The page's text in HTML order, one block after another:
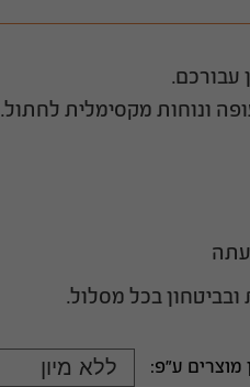
עבורכם.
ונוחות מקסימלית לחתול.
בכל מסלול.
מוצרים ע"פ: